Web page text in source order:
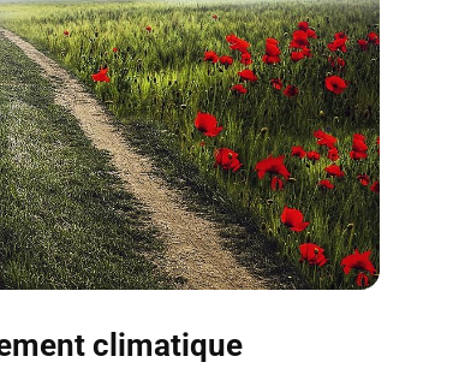
climatique